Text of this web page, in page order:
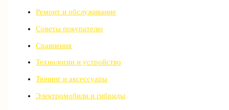
Ремонт и обслуживание
Советы покупателю
Сравнения
Технологии и устройство
Тюнинг и аксессуары
Электромобили и гибриды